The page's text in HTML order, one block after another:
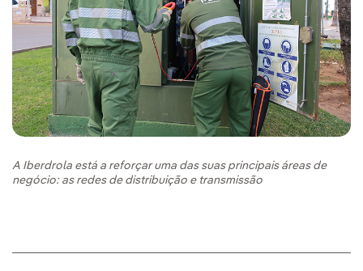
A Iberdrola está a reforçar uma das suas principais áreas de
negócio: as redes de distribuição e transmissão